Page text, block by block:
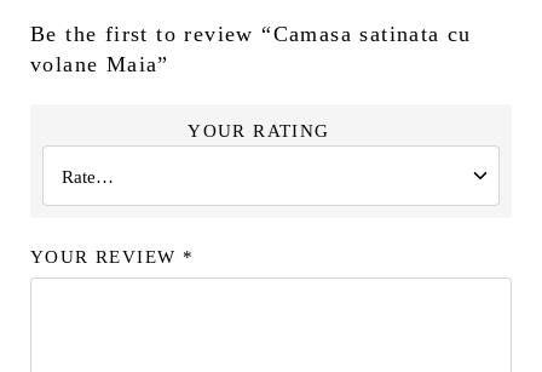
Be the first to review “Camasa satinata cu
volane Maia”
YOUR RATING
YOUR REVIEW *